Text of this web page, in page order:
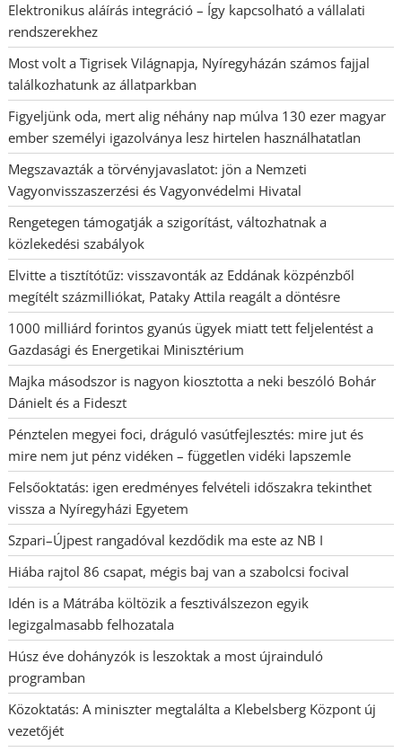
Elektronikus aláírás integráció – Így kapcsolható a vállalati
rendszerekhez
Most volt a Tigrisek Világnapja, Nyíregyházán számos fajjal
találkozhatunk az állatparkban
Figyeljünk oda, mert alig néhány nap múlva 130 ezer magyar
ember személyi igazolványa lesz hirtelen használhatatlan
Megszavazták a törvényjavaslatot: jön a Nemzeti
Vagyonvisszaszerzési és Vagyonvédelmi Hivatal
Rengetegen támogatják a szigorítást, változhatnak a
közlekedési szabályok
Elvitte a tisztítótűz: visszavonták az Eddának közpénzből
megítélt százmilliókat, Pataky Attila reagált a döntésre
1000 milliárd forintos gyanús ügyek miatt tett feljelentést a
Gazdasági és Energetikai Minisztérium
Majka másodszor is nagyon kiosztotta a neki beszóló Bohár
Dánielt és a Fideszt
Pénztelen megyei foci, dráguló vasútfejlesztés: mire jut és
mire nem jut pénz vidéken – független vidéki lapszemle
Felsőoktatás: igen eredményes felvételi időszakra tekinthet
vissza a Nyíregyházi Egyetem
Szpari–Újpest rangadóval kezdődik ma este az NB I
Hiába rajtol 86 csapat, mégis baj van a szabolcsi focival
Idén is a Mátrába költözik a fesztiválszezon egyik
legizgalmasabb felhozatala
Húsz éve dohányzók is leszoktak a most újrainduló
programban
Közoktatás: A miniszter megtalálta a Klebelsberg Központ új
vezetőjét